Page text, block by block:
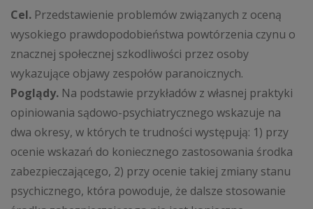
Cel. Przedstawienie problemów związanych z oceną
wysokiego prawdopodobieństwa powtórzenia czynu o
znacznej społecznej szkodliwości przez osoby
wykazujące objawy zespołów paranoicznych.
Poglądy. Na podstawie przykładów z własnej praktyki
opiniowania sądowo-psychiatrycznego wskazuje na
dwa okresy, w których te trudności występują: 1) przy
ocenie wskazań do koniecznego zastosowania środka
zabezpieczającego, 2) przy ocenie takiej zmiany stanu
psychicznego, która powoduje, że dalsze stosowanie